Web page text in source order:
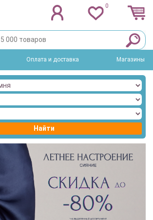
0
Оплата и доставка Магазины
Найти